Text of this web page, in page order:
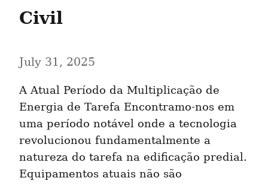
Civil
July 31, 2025
A Atual Período da Multiplicação de
Energia de Tarefa Encontramo-nos em
uma período notável onde a tecnologia
revolucionou fundamentalmente a
natureza do tarefa na edificação predial.
Equipamentos atuais não são